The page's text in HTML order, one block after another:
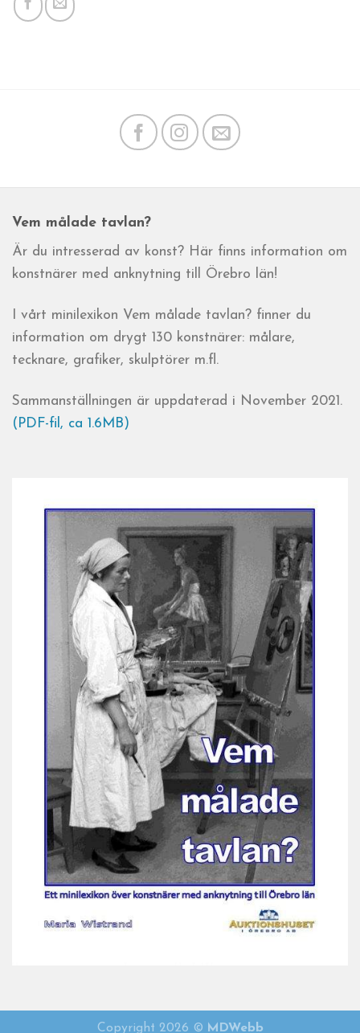
Vem målade tavlan?
Är du intresserad av konst? Här finns information om
konstnärer med anknytning till Örebro län!
I vårt minilexikon Vem målade tavlan? finner du
information om drygt 130 konstnärer: målare,
tecknare, grafiker, skulptörer m.fl.
Sammanställningen är uppdaterad i November 2021.
(PDF-fil, ca 1.6MB)
Copyright 2026 © MDWebb